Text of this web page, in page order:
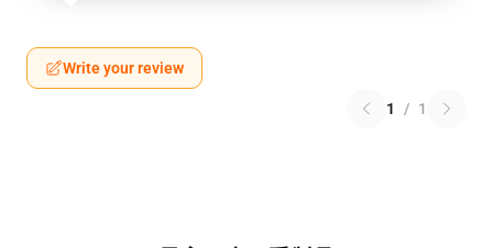
Write your review
1 / 1